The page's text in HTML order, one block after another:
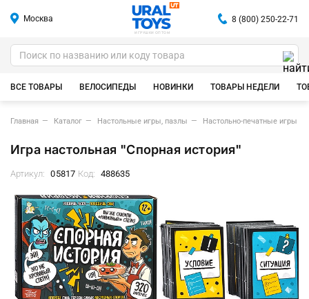
Москва
ИГРУШКИ ОПТОМ
8 (800) 250-22-71
ВСЕ ТОВАРЫ ВЕЛОСИПЕДЫ НОВИНКИ ТОВАРЫ НЕДЕЛИ
Главная Каталог Настольные игры, пазлы Настольно-печатные игры
Игра настольная "Спорная история"
Артикул: 05817 Код: 488635